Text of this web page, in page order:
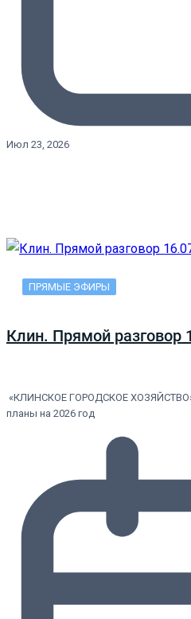
Июл 23, 2026
ПРЯМЫЕ ЭФИРЫ
Клин. Прямой разговор
«КЛИНСКОЕ ГОРОДСКОЕ
планы на 2026 год